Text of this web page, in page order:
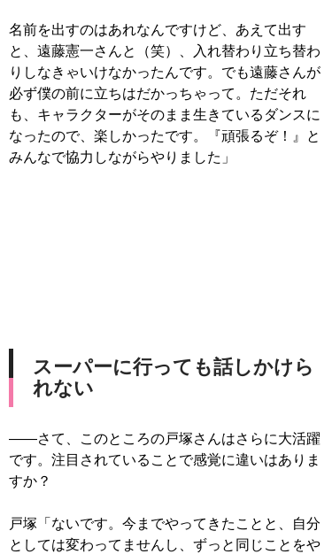
名前を出すのはあれなんですけど、あえて出す
と、遠藤憲一さんと（笑）、入れ替わり立ち替わ
りしなきゃいけなかったんです。でも遠藤さんが
必ず僕の前に立ちはだかっちゃって。ただそれ
も、キャラクターがそのまま生きているダンスに
なったので、楽しかったです。『頑張るぞ！』と
みんなで協力しながらやりました」
スーパーに行っても話しかけら
れない
――さて、このところの戸塚さんはさらに大活躍
です。注目されていることで感覚に違いはありま
すか？
戸塚「ないです。今までやってきたことと、自分
としては変わってませんし、ずっと同じことをや